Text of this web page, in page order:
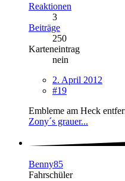
Reaktionen
3
Beiträge
250
Karteneintrag
nein
2. April 2012
#19
Embleme am Heck
Zony´s grauer...
Benny85
Fahrschüler